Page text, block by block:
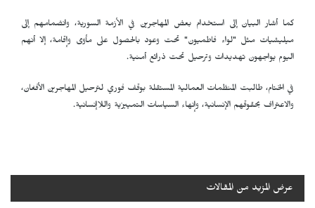
كما أشار البيان إلى استخدام بعض المهاجرين في الأزمة السورية، وانضمامهم إلى
ميليشيات مثل "لواء فاطميون" تحت وعود بالحصول على مأوى وإقامة، إلا أنهم
اليوم يواجهون تهديدات وترحيل تحت ذرائع أمنية.
في الختام، طالبت المنظمات العمالية المستقلة بوقف فوري لترحيل المهاجرين الأفغان،
والاعتراف بحقوقهم الإنسانية، وإنهاء السياسات التمييزية واللاإنسانية.
عرض المزيد من المقالات